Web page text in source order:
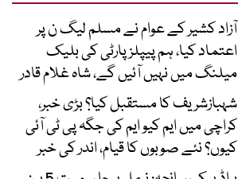
آزاد کشیر کے عوام نے مسلم لیگ ن پر
اعتماد کیا، ہم پیپلز پارٹی کی بلیک
میلنگ میں نہیں آئیں گے، شاہ غلام قادر
شہبازشریف کا مستقبل کیا؟ بڑی خبر،
کراچی میں ایم کیو ایم کی جگہ پی ٹی آئی
کیوں؟ نئے صوبوں کا قیام، اندر کی خبر